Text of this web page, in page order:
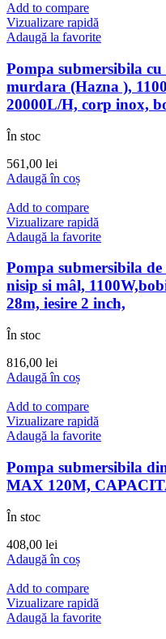
Add to compare
Vizualizare rapidă
Adaugă la favorite
Pompa submersibila
murdara (Hazna ),
20000L/H, corp inox,
În stoc
561,00 lei
Adaugă în coș
Add to compare
Vizualizare rapidă
Adaugă la favorite
Pompa submersibila
nisip si mâl,
28m, iesire 2 inch,
În stoc
816,00 lei
Adaugă în coș
Add to compare
Vizualizare rapidă
Adaugă la favorite
Pompa submersibila
MAX 120M,
În stoc
408,00 lei
Adaugă în coș
Add to compare
Vizualizare rapidă
Adaugă la favorite